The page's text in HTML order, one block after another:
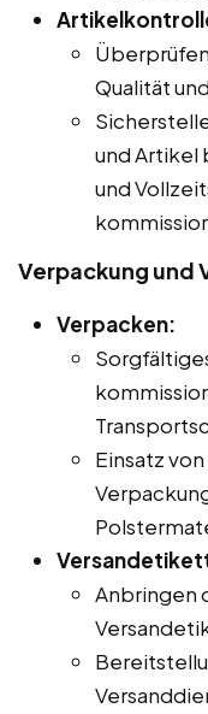
Qualität
und Artikel
und
Verpackung und
Verpacken:
Einsatz
Anbringen